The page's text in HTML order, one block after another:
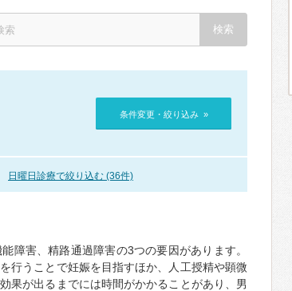
条件変更・絞り込み »
日曜日診療で絞り込む (36件)
障害、精路通過障害の3つの要因があります。
行うことで妊娠を目指すほか、人工授精や顕微
果が出るまでには時間がかかることがあり、男